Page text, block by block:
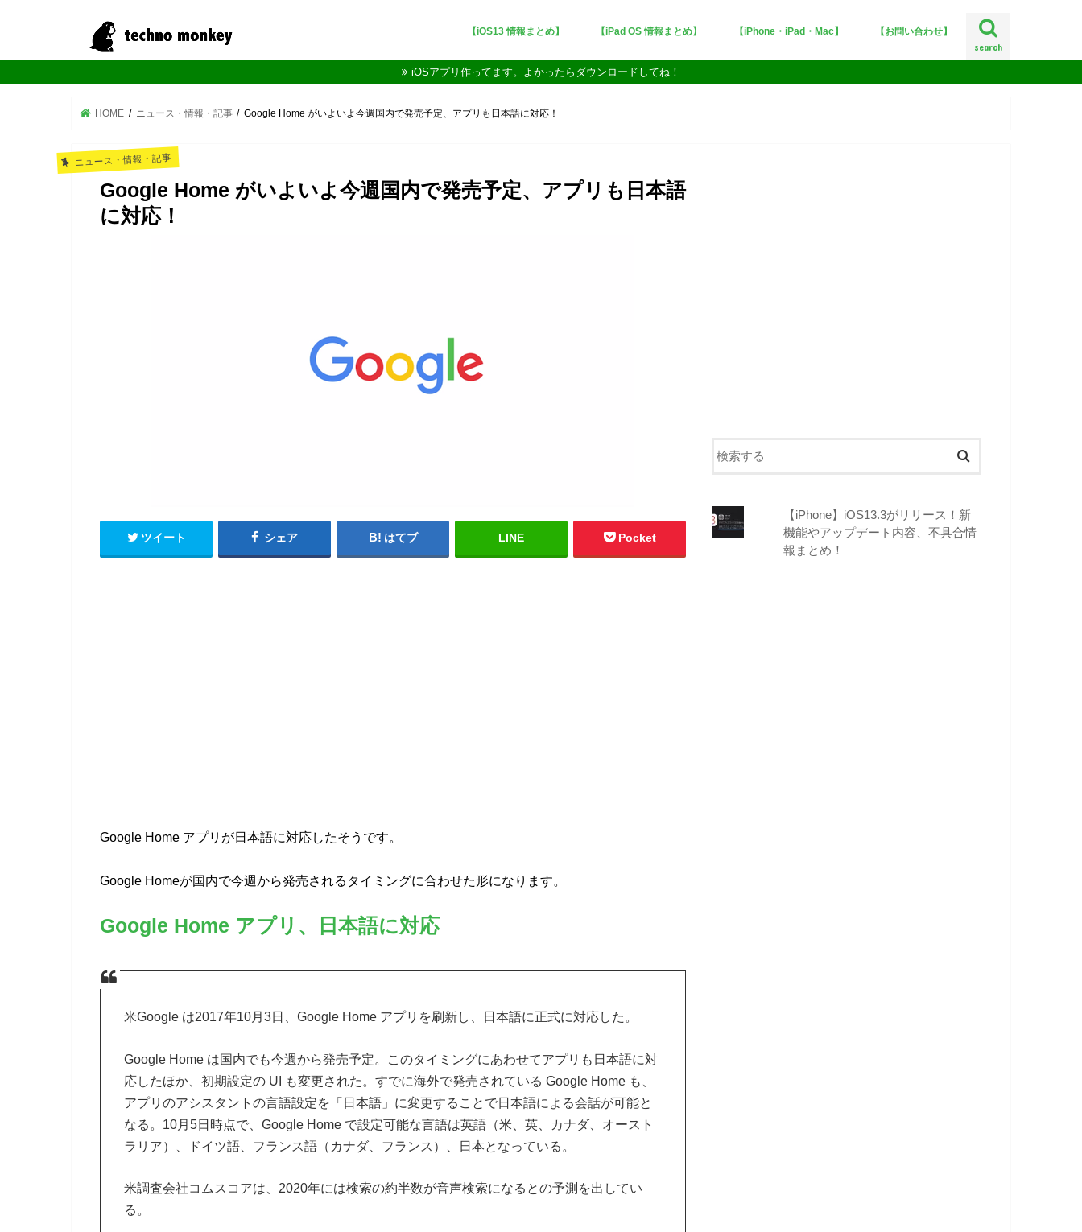
search
【iOS13 情報まとめ】 【iPad OS 情報まとめ】 【iPhone・iPad・Mac】
iPhoneX
iOS12
iOS11
【お問い合わせ】
iOSアプリ作ってます。よかったらダウンロードしてね！
HOME ニュース・情報・記事 Google Home がいよいよ今週国内で発売予定、アプリも日本語に対応！
ニュース・情報・記事
Google Home がいよいよ今週国内で発売予定、アプリも日本語
に対応！
ツイート シェア はてブ LINE Pocket
Google Home アプリが日本語に対応したそうです。
Google Homeが国内で今週から発売されるタイミングに合わせた形になります。
Google Home アプリ、日本語に対応
米Google は2017年10月3日、Google Home アプリを刷新し、日本語に正式に対応した。
Google Home は国内でも今週から発売予定。このタイミングにあわせてアプリも日本語に対
応したほか、初期設定の UI も変更された。すでに海外で発売されている Google Home も、
アプリのアシスタントの言語設定を「日本語」に変更することで日本語による会話が可能と
なる。10月5日時点で、Google Home で設定可能な言語は英語（米、英、カナダ、オースト
ラリア）、ドイツ語、フランス語（カナダ、フランス）、日本となっている。
米調査会社コムスコアは、2020年には検索の約半数が音声検索になるとの予測を出してい
る。
【iPhone】iOS13.3がリリース！新
機能やアップデート内容、不具合情
報まとめ！